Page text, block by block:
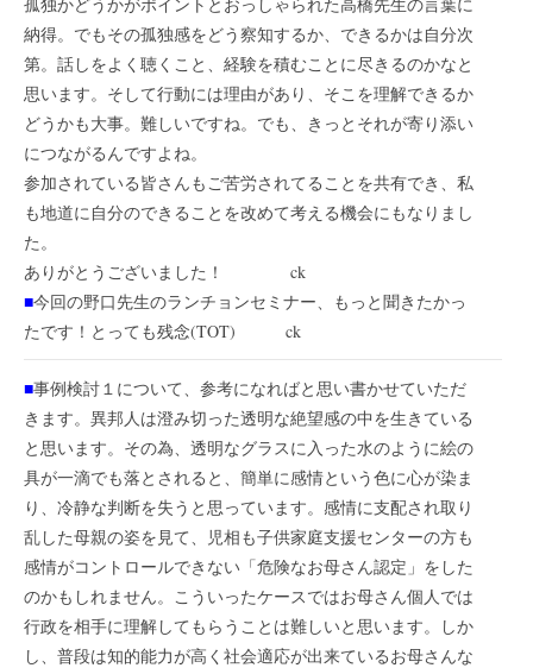
納得。でもその孤独感をどう察知するか、できるかは自分次
第。話しをよく聴くこと、経験を積むことに尽きるのかなと
思います。そして行動には理由があり、そこを理解できるか
どうかも大事。難しいですね。でも、きっとそれが寄り添い
につながるんですよね。
参加されている皆さんもご苦労されてることを共有でき、私
も地道に自分のできることを改めて考える機会にもなりまし
た。
ありがとうございました！ ck
■今回の野口先生のランチョンセミナー、もっと聞きたかっ
たです！とっても残念(TOT) ck
■事例検討１について、参考になればと思い書かせていただ
きます。異邦人は澄み切った透明な絶望感の中を生きている
と思います。その為、透明なグラスに入った水のように絵の
具が一滴でも落とされると、簡単に感情という色に心が染ま
り、冷静な判断を失うと思っています。感情に支配され取り
乱した母親の姿を見て、児相も子供家庭支援センターの方も
感情がコントロールできない「危険なお母さん認定」をした
のかもしれません。こういったケースではお母さん個人では
行政を相手に理解してもらうことは難しいと思います。しか
し、普段は知的能力が高く社会適応が出来ているお母さんな